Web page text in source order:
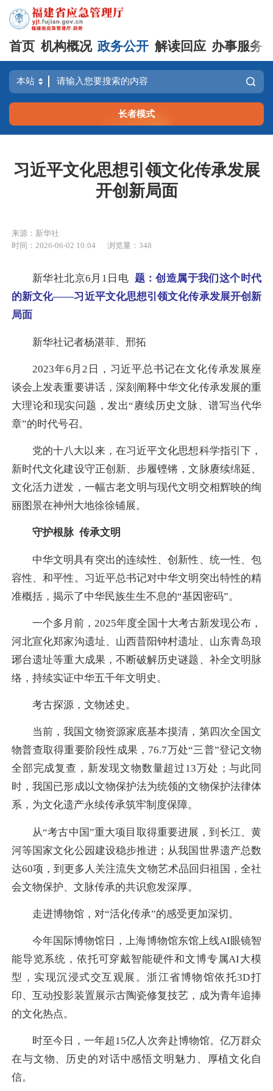
首页 机构概况 政务公开 解读回应 办事服务
长者模式
习近平文化思想引领文化传承发展
开创新局面
来源：新华社
时间：2026-06-02 10:04
浏览量：348
新华社北京6月1日电 题：创造属于我们这个时代
的新文化——习近平文化思想引领文化传承发展开创新
局面
新华社记者杨湛菲、邢拓
2023年6月2日，习近平总书记在文化传承发展座
谈会上发表重要讲话，深刻阐释中华文化传承发展的重
大理论和现实问题，发出“赓续历史文脉、谱写当代华
章”的时代号召。
党的十八大以来，在习近平文化思想科学指引下，
新时代文化建设守正创新、步履铿锵，文脉赓续绵延、
文化活力迸发，一幅古老文明与现代文明交相辉映的绚
丽图景在神州大地徐徐铺展。
守护根脉 传承文明
中华文明具有突出的连续性、创新性、统一性、包
容性、和平性。习近平总书记对中华文明突出特性的精
准概括，揭示了中华民族生生不息的“基因密码”。
一个多月前，2025年度全国十大考古新发现公布，
河北宣化郑家沟遗址、山西昔阳钟村遗址、山东青岛琅
琊台遗址等重大成果，不断破解历史谜题、补全文明脉
络，持续实证中华五千年文明史。
考古探源，文物述史。
当前，我国文物资源家底基本摸清，第四次全国文
物普查取得重要阶段性成果，76.7万处“三普”登记文物
全部完成复查，新发现文物数量超过13万处；与此同
时，我国已形成以文物保护法为统领的文物保护法律体
系，为文化遗产永续传承筑牢制度保障。
从“考古中国”重大项目取得重要进展，到长江、黄
河等国家文化公园建设稳步推进；从我国世界遗产总数
达60项，到更多人关注流失文物艺术品回归祖国，全社
会文物保护、文脉传承的共识愈发深厚。
走进博物馆，对“活化传承”的感受更加深切。
今年国际博物馆日，上海博物馆东馆上线AI眼镜智
能导览系统，依托可穿戴智能硬件和文博专属AI大模
型，实现沉浸式交互观展。浙江省博物馆依托3D打
印、互动投影装置展示古陶瓷修复技艺，成为青年追捧
的文化热点。
时至今日，一年超15亿人次奔赴博物馆。亿万群众
在与文物、历史的对话中感悟文明魅力、厚植文化自
信。